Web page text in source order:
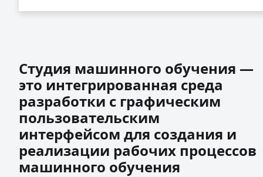
Студия машинного обучения —
это интегрированная среда
разработки с графическим
пользовательским
интерфейсом для создания и
реализации рабочих процессов
машинного обучения